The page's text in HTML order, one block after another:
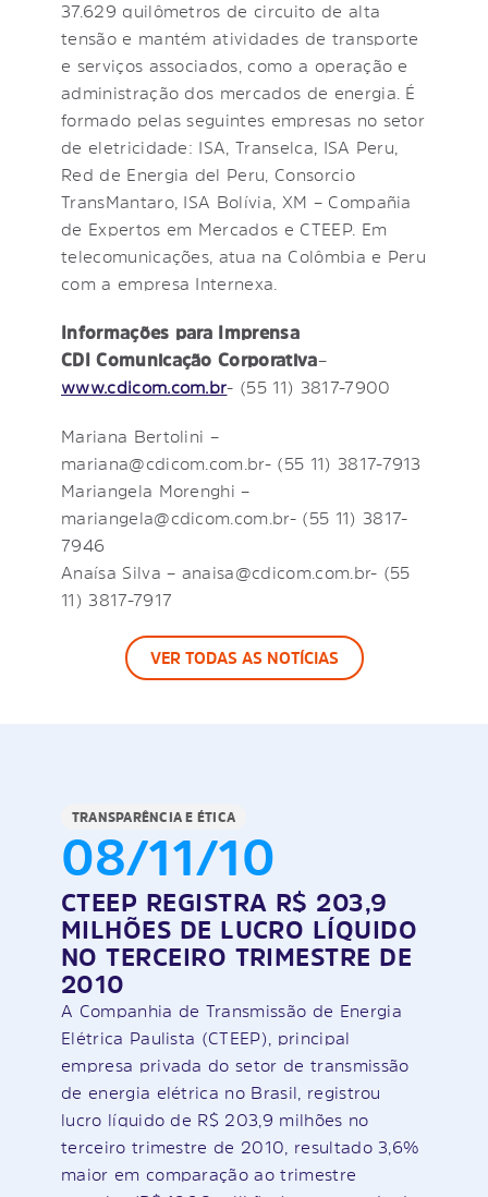
37.629 quilômetros de circuito de alta
tensão e mantém atividades de transporte
e serviços associados, como a operação e
administração dos mercados de energia. É
formado pelas seguintes empresas no setor
de eletricidade: ISA, Transelca, ISA Peru,
Red de Energia del Peru, Consorcio
TransMantaro, ISA Bolívia, XM – Compañia
de Expertos em Mercados e CTEEP. Em
telecomunicações, atua na Colômbia e Peru
com a empresa Internexa.
Informações para Imprensa
CDI Comunicação Corporativa–
www.cdicom.com.br- (55 11) 3817-7900
Mariana Bertolini –
mariana@cdicom.com.br- (55 11) 3817-7913
Mariangela Morenghi –
mariangela@cdicom.com.br- (55 11) 3817-
7946
Anaísa Silva – anaisa@cdicom.com.br- (55
11) 3817-7917
VER TODAS AS NOTÍCIAS
TRANSPARÊNCIA E ÉTICA
08/11/10
CTEEP REGISTRA R$ 203,9
MILHÕES DE LUCRO LÍQUIDO
NO TERCEIRO TRIMESTRE DE
2010
A Companhia de Transmissão de Energia
Elétrica Paulista (CTEEP), principal
empresa privada do setor de transmissão
de energia elétrica no Brasil, registrou
lucro líquido de R$ 203,9 milhões no
terceiro trimestre de 2010, resultado 3,6%
maior em comparação ao trimestre